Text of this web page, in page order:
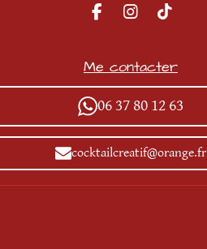
F
e
o
k
I
t
r
a
m
T
T
Me contacter
06 37 80 12 63
cocktailcreatif@orange.fr